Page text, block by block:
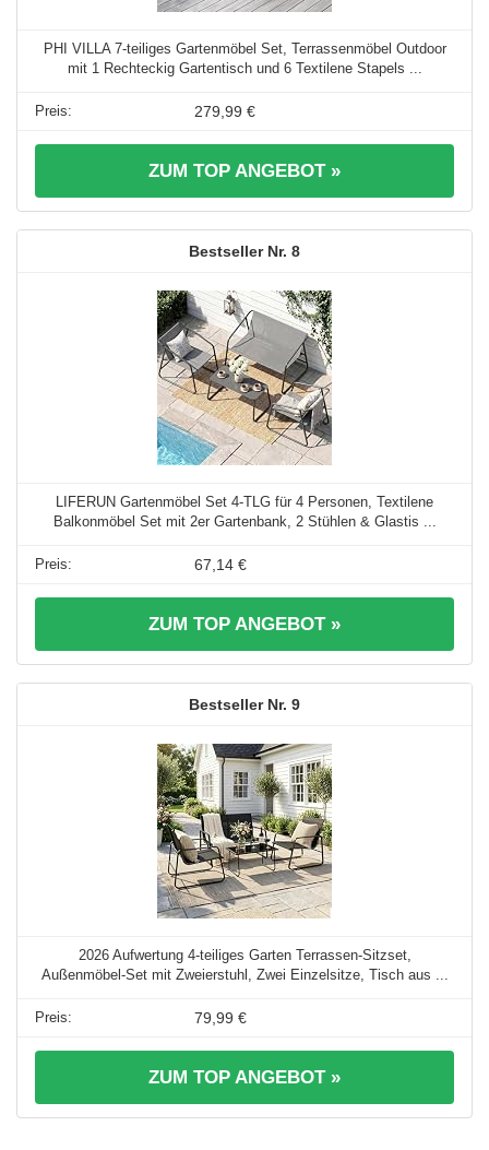
PHI VILLA 7-teiliges Gartenmöbel Set, Terrassenmöbel Outdoor
mit 1 Rechteckig Gartentisch und 6 Textilene Stapels ...
279,99 €
ZUM TOP ANGEBOT »
8
LIFERUN Gartenmöbel Set 4-TLG für 4 Personen, Textilene
Balkonmöbel Set mit 2er Gartenbank, 2 Stühlen & Glastis ...
67,14 €
ZUM TOP ANGEBOT »
9
2026 Aufwertung 4-teiliges Garten Terrassen-Sitzset,
Außenmöbel-Set mit Zweierstuhl, Zwei Einzelsitze, Tisch aus ...
79,99 €
ZUM TOP ANGEBOT »